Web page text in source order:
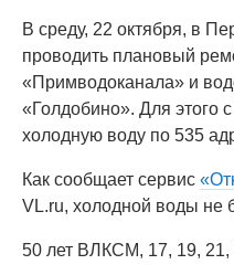
В среду, 22 октября, в
проводить плановый
«Примводоканала» и
«Голдобино». Для этого
холодную воду по 535
Как сообщает сервис
VL.ru, холодной воды не
50 лет ВЛКСМ, 17, 19, 21,